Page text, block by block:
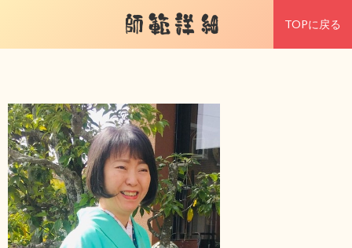
師範詳細 TOPに戻る